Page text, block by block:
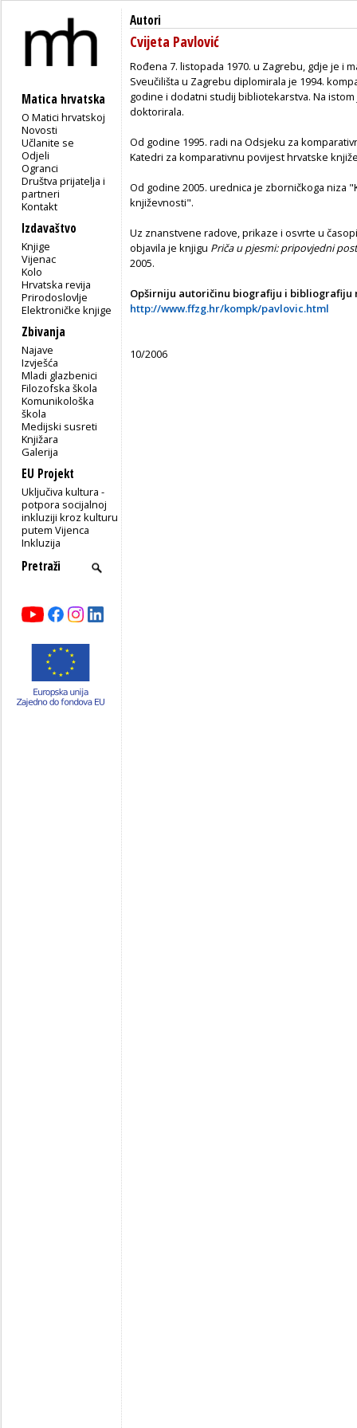
Matica hrvatska
O Matici hrvatskoj
Novosti
Učlanite se
Odjeli
Ogranci
Društva prijatelja i
partneri
Kontakt
Izdavaštvo
Knjige
Vijenac
Kolo
Hrvatska revija
Prirodoslovlje
Elektroničke knjige
Zbivanja
Najave
Izvješća
Mladi glazbenici
Filozofska škola
Komunikološka
škola
Medijski susreti
Knjižara
Galerija
EU Projekt
Uključiva kultura -
potpora socijalnoj
inkluziji kroz kulturu
putem Vijenca
Inkluzija
Autori
Cvijeta Pavlović
Rođena 7. listopada 1970. u Zagrebu, gdje je i
Sveučilišta u Zagrebu diplomirala je 1994.
godine i dodatni studij bibliotekarstva. Na
doktorirala.
Od godine 1995. radi na Odsjeku za
Katedri za komparativnu povijest hrvatske
Od godine 2005. urednica je zborničkoga niza
književnosti".
Uz znanstvene radove, prikaze i osvrte u
objavila je knjigu Priča u pjesmi: pripovjedni
2005.
Opširniju autoričinu biografiju i bibliografiju
http://www.ffzg.hr/kompk/pavlovic.html
10/2006